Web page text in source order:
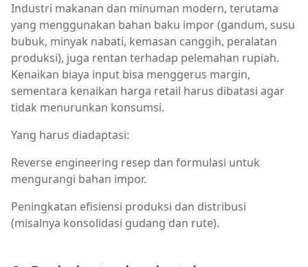
Industri makanan dan minuman modern, terutama
yang menggunakan bahan baku impor (gandum, susu
bubuk, minyak nabati, kemasan canggih, peralatan
produksi), juga rentan terhadap pelemahan rupiah.
Kenaikan biaya input bisa menggerus margin,
sementara kenaikan harga retail harus dibatasi agar
tidak menurunkan konsumsi.
Yang harus diadaptasi:
Reverse engineering resep dan formulasi untuk
mengurangi bahan impor.
Peningkatan efisiensi produksi dan distribusi
(misalnya konsolidasi gudang dan rute).